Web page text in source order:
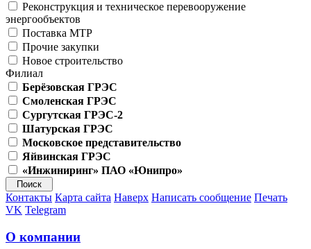
Реконструкция и техническое перевооружение
энергообъектов
Поставка МТР
Прочие закупки
Новое строительство
Филиал
Берёзовская ГРЭС
Смоленская ГРЭС
Сургутская ГРЭС-2
Шатурская ГРЭС
Московское представительство
Яйвинская ГРЭС
«Инжиниринг» ПАО «Юнипро»
Контакты Карта сайта Наверх Написать сообщение Печать
VK Telegram
О компании